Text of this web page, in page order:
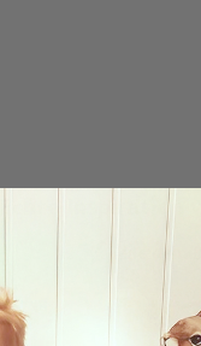
Echte Inspiration
Teile dein